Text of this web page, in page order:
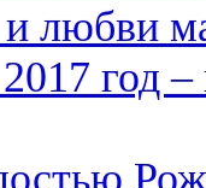
и любви
2017 год